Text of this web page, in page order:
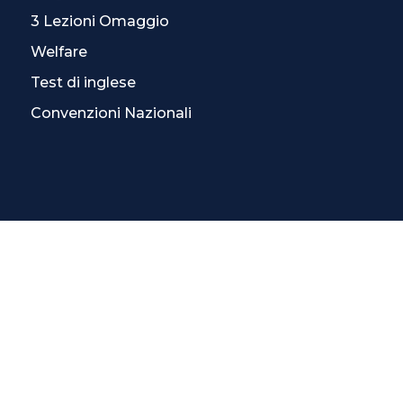
3 Lezioni Omaggio
Welfare
Test di inglese
Convenzioni Nazionali